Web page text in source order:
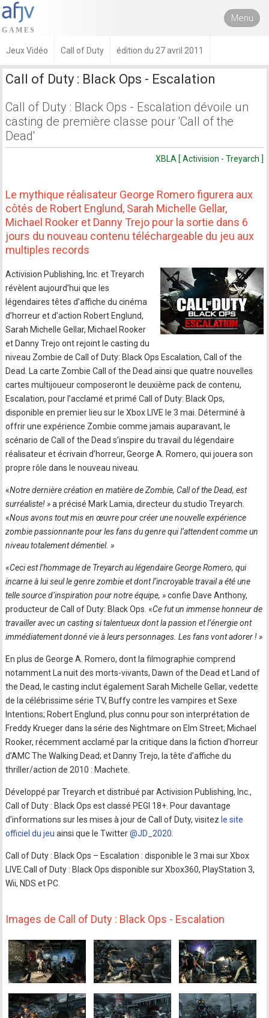
Menu
Jeux Vidéo Call of Duty édition du 27 avril 2011
Call of Duty : Black Ops - Escalation
Call of Duty : Black Ops - Escalation dévoile un
casting de première classe pour 'Call of the
Dead'
XBLA [ Activision - Treyarch ]
Le mythique réalisateur George Romero figurera aux
côtés de Robert Englund, Sarah Michelle Gellar,
Michael Rooker et Danny Trejo pour la sortie dans 6
jours du nouveau contenu téléchargeable du jeu aux
multiples records
Activision Publishing, Inc. et Treyarch
révèlent aujourd’hui que les
légendaires têtes d’affiche du cinéma
d’horreur et d’action Robert Englund,
Sarah Michelle Gellar, Michael Rooker
et Danny Trejo ont rejoint le casting du
niveau Zombie de Call of Duty: Black Ops Escalation, Call of the
Dead. La carte Zombie Call of the Dead ainsi que quatre nouvelles
cartes multijoueur composeront le deuxième pack de contenu,
Escalation, pour l’acclamé et primé Call of Duty: Black Ops,
disponible en premier lieu sur le Xbox LIVE le 3 mai. Déterminé à
offrir une expérience Zombie comme jamais auparavant, le
scénario de Call of the Dead s’inspire du travail du légendaire
réalisateur et écrivain d’horreur, George A. Romero, qui jouera son
propre rôle dans le nouveau niveau.
«Notre dernière création en matière de Zombie, Call of the Dead, est
surréaliste! »a précisé Mark Lamia, directeur du studio Treyarch.
«Nous avons tout mis en œuvre pour créer une nouvelle expérience
zombie passionnante pour les fans du genre qui l’attendent comme un
niveau totalement démentiel. »
«Ceci est l’hommage de Treyarch au légendaire George Romero, qui
incarne à lui seul le genre zombie et dont l’incroyable travail a été une
telle source d’inspiration pour notre équipe, »confie Dave Anthony,
producteur de Call of Duty: Black Ops. «Ce fut un immense honneur de
travailler avec un casting si talentueux dont la passion et l’énergie ont
immédiatement donné vie à leurs personnages. Les fans vont adorer ! »
En plus de George A. Romero, dont la filmographie comprend
notamment La nuit des morts-vivants, Dawn of the Dead et Land of
the Dead, le casting inclut également Sarah Michelle Gellar, vedette
de la célébrissime série TV, Buffy contre les vampires et Sexe
Intentions; Robert Englund, plus connu pour son interprétation de
Freddy Krueger dans la série des Nightmare on Elm Street; Michael
Rooker, récemment acclamé par la critique dans la fiction d’horreur
d’AMC The Walking Dead; et Danny Trejo, la tête d’affiche du
thriller/action de 2010 : Machete.
Développé par Treyarch et distribué par Activision Publishing, Inc.,
Call of Duty : Black Ops est classé PEGI 18+. Pour davantage
d’informations sur les mises à jour de Call of Duty, visitez le site
officiel du jeu ainsi que le Twitter@JD_2020
Call of Duty : Black Ops – Escalation : disponible le 3 mai sur Xbox
LIVE.Call of Duty : Black Ops disponible sur Xbox360, PlayStation 3,
Wii, NDS et PC.
Images de Call of Duty : Black Ops - Escalation